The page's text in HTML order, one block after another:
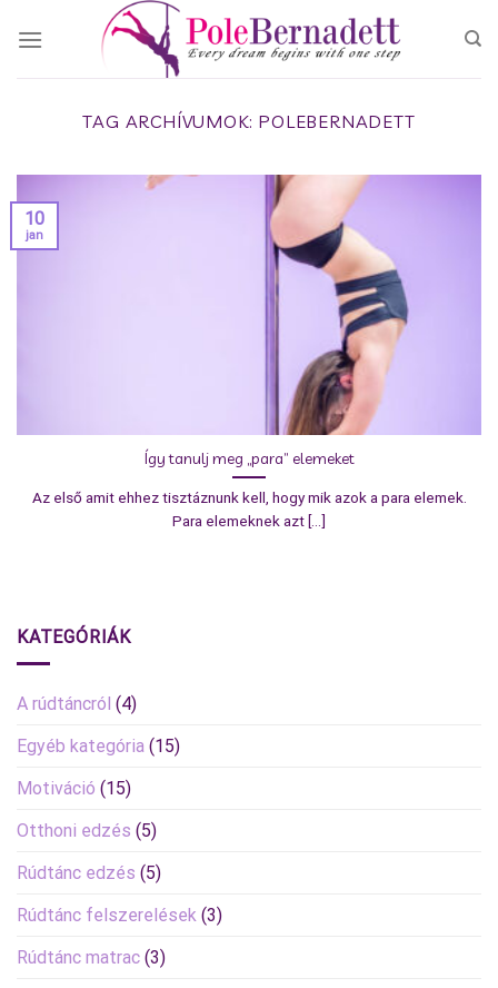
TAG ARCHÍVUMOK: POLEBERNADETT
Így tanulj meg „para” elemeket
Az első amit ehhez tisztáznunk kell, hogy mik azok a para elemek.
Para elemeknek azt [...]
10
jan
KATEGÓRIÁK
A rúdtáncról (4)
Egyéb kategória (15)
Motiváció (15)
Otthoni edzés (5)
Rúdtánc edzés (5)
Rúdtánc felszerelések (3)
Rúdtánc matrac (3)